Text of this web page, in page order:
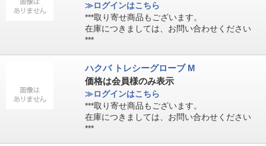
≫ログインはこちら
***取り寄せ商品もございます。
在庫につきましては、お問い合わせください
***
ハクバ トレシーグローブ M
価格は会員様のみ表示
≫ログインはこちら
***取り寄せ商品もございます。
在庫につきましては、お問い合わせください
***